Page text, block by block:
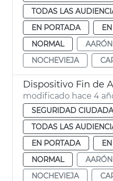
TODAS LAS
EN PORTADA
NORMAL
NOCHEVIEJA
Dispositivo Fin de
modificado hace 4
SEGURIDAD
TODAS LAS
EN PORTADA
NORMAL
NOCHEVIEJA